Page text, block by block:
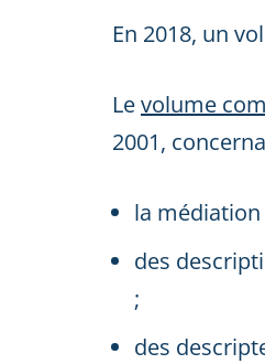
En 2018, un
Levolume
2001,
la
des
;
des